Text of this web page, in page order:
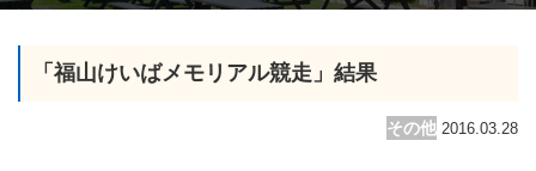
「福山けいばメモリアル競走」結果
その他 2016.03.28